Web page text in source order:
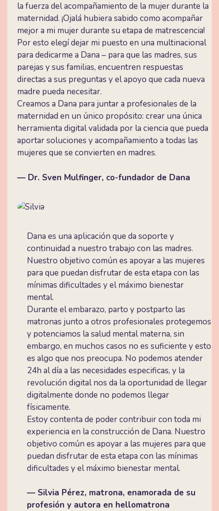
la fuerza del acompañamiento de la mujer durante la
maternidad. ¡Ojalá hubiera sabido como acompañar
mejor a mi mujer durante su etapa de matrescencia!
Por esto elegí dejar mi puesto en una multinacional
para dedicarme a Dana – para que las madres, sus
parejas y sus familias, encuentren respuestas
directas a sus preguntas y el apoyo que cada nueva
madre pueda necesitar.
Creamos a Dana para juntar a profesionales de la
maternidad en un único propósito: crear una única
herramienta digital validada por la ciencia que pueda
aportar soluciones y acompañamiento a todas las
mujeres que se convierten en madres.
— Dr. Sven Mulfinger, co-fundador de Dana
Dana es una aplicación que da soporte y
continuidad a nuestro trabajo con las madres.
Nuestro objetivo común es apoyar a las mujeres
para que puedan disfrutar de esta etapa con las
mínimas dificultades y el máximo bienestar
mental.
Durante el embarazo, parto y postparto las
matronas junto a otros profesionales protegemos
y potenciamos la salud mental materna, sin
embargo, en muchos casos no es suficiente y esto
es algo que nos preocupa. No podemos atender
24h al día a las necesidades especificas, y la
revolución digital nos da la oportunidad de llegar
digitalmente donde no podemos llegar
físicamente.
Estoy contenta de poder contribuir con toda mi
experiencia en la construcción de Dana. Nuestro
objetivo común es apoyar a las mujeres para que
puedan disfrutar de esta etapa con las mínimas
dificultades y el máximo bienestar mental.
— Silvia Pérez, matrona, enamorada de su
profesión y autora en hellomatrona